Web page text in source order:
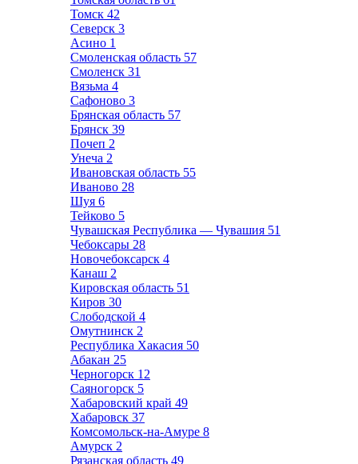
Томск 42
Северск 3
Асино 1
Смоленская область 57
Смоленск 31
Вязьма 4
Сафоново 3
Брянская область 57
Брянск 39
Почеп 2
Унеча 2
Ивановская область 55
Иваново 28
Шуя 6
Тейково 5
Чувашская Республика — Чувашия 51
Чебоксары 28
Новочебоксарск 4
Канаш 2
Кировская область 51
Киров 30
Слободской 4
Омутнинск 2
Республика Хакасия 50
Абакан 25
Черногорск 12
Саяногорск 5
Хабаровский край 49
Хабаровск 37
Комсомольск-на-Амуре 8
Амурск 2
Рязанская область 49